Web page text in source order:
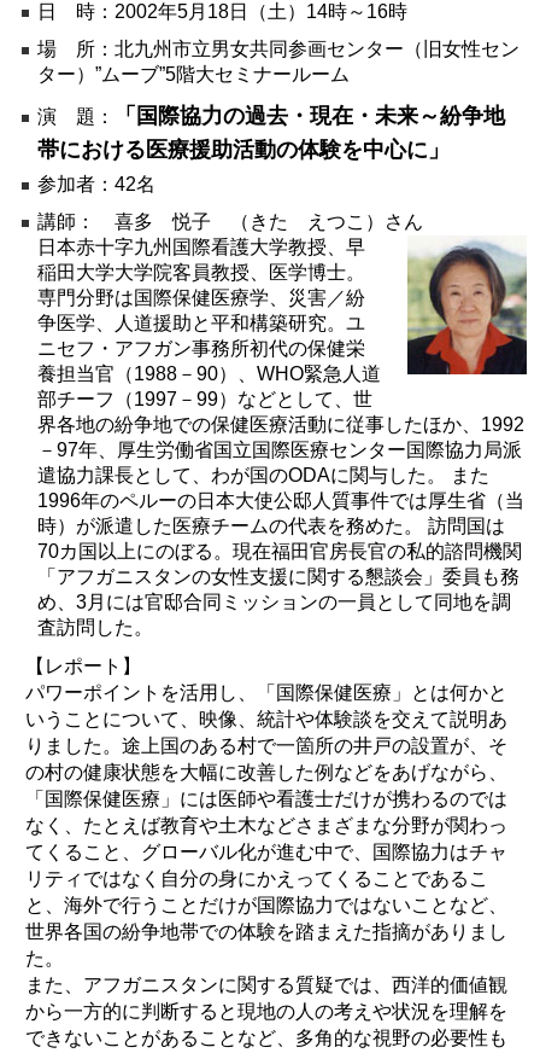
教育
国際交流
ジェンダー
持続可能な開発
人権
平和構築
その他
日 時：2002年5月18日（土）14時～16時
場 所：北九州市立男女共同参画センター（旧女性セン
ター）”ムーブ”5階大セミナールーム
演 題： 「国際協力の過去・現在・未来～紛争地
帯における医療援助活動の体験を中心に」
参加者：42名
講師： 喜多 悦子 （きた えつこ）さん
日本赤十字九州国際看護大学教授、早
稲田大学大学院客員教授、医学博士。
専門分野は国際保健医療学、災害／紛
争医学、人道援助と平和構築研究。ユ
ニセフ・アフガン事務所初代の保健栄
養担当官（1988－90）、WHO緊急人道
部チーフ（1997－99）などとして、世
界各地の紛争地での保健医療活動に従事したほか、1992
－97年、厚生労働省国立国際医療センター国際協力局派
遣協力課長として、わが国のODAに関与した。 また
1996年のペルーの日本大使公邸人質事件では厚生省（当
時）が派遣した医療チームの代表を務めた。 訪問国は
70カ国以上にのぼる。現在福田官房長官の私的諮問機関
「アフガニスタンの女性支援に関する懇談会」委員も務
め、3月には官邸合同ミッションの一員として同地を調
査訪問した。
【レポート】
パワーポイントを活用し、「国際保健医療」とは何かと
いうことについて、映像、統計や体験談を交えて説明あ
りました。途上国のある村で一箇所の井戸の設置が、そ
の村の健康状態を大幅に改善した例などをあげながら、
「国際保健医療」には医師や看護士だけが携わるのでは
なく、たとえば教育や土木などさまざまな分野が関わっ
てくること、グローバル化が進む中で、国際協力はチャ
リティではなく自分の身にかえってくることであるこ
と、海外で行うことだけが国際協力ではないことなど、
世界各国の紛争地帯での体験を踏まえた指摘がありまし
た。
また、アフガニスタンに関する質疑では、西洋的価値観
から一方的に判断すると現地の人の考えや状況を理解を
できないことがあることなど、多角的な視野の必要性も